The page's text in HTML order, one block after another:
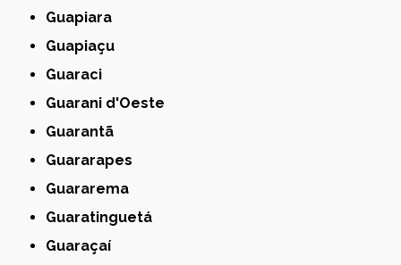
Guapiara
Guapiaçu
Guaraci
Guarani d'Oeste
Guarantã
Guararapes
Guararema
Guaratinguetá
Guaraçaí